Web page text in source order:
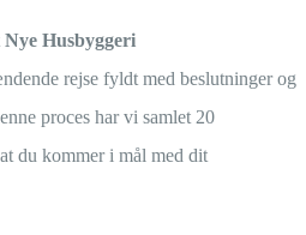
Husbyggeri
rejse fyldt med beslutninger og
proces har vi samlet 20
du kommer i mål med dit